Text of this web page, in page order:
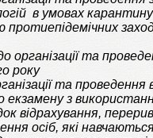
в умовах карантину
протиепідемічних
організації та
року
та проведення
екзамену з
відрахування,
осіб, які